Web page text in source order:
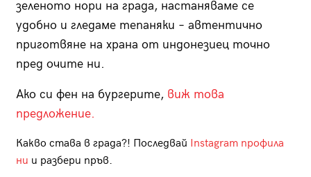
зеленото нори на града, настаняваме се
удобно и гледаме тепаняки – автентично
приготвяне на храна от индонезиец точно
пред очите ни.
Ако си фен на бургерите, виж това
предложение.
Какво става в града?! Последвай Instagram профила
ни и разбери пръв.